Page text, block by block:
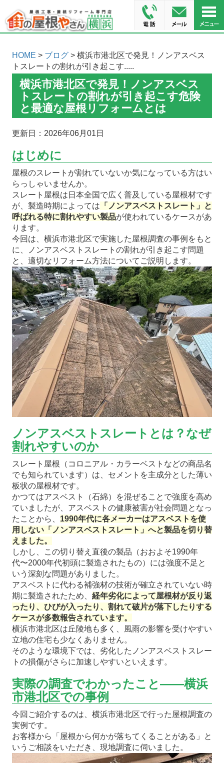
HOME > ブログ> 横浜市港北区で発見！ノンアスベス
トスレートの割れが引き起こす.....
横浜市港北区で発見！ノンアスベス
トスレートの割れが引き起こす危険
と最適な屋根リフォームとは
更新日：2026年06月01日
はじめに
屋根のスレートが割れていないか気になっている方はい
らっしゃいませんか。
スレート屋根は日本全国で広く普及している屋根材です
が、製造時期によっては 「ノンアスベストスレート」と
呼ばれる特に割れやすい製品が使われているケースがあ
ります。
今回は、横浜市港北区で実施した屋根調査の事例をもと
に、ノンアスベストスレートの割れが引き起こす問題
と、適切なリフォーム方法についてご説明します。
ノンアスベストスレートとは？なぜ
割れやすいのか
スレート屋根（コロニアル・カラーベストなどの商品名
でも知られています）は、セメントを主成分とした薄い
板状の屋根材です。
かつてはアスベスト（石綿）を混ぜることで強度を高め
ていましたが、アスベストの健康被害が社会問題となっ
たことから、 1990年代に各メーカーはアスベストを使
用しない「ノンアスベストスレート」へと製品を切り替
えました。
しかし、この切り替え直後の製品（おおよそ1990年
代〜2000年代初頭に製造されたもの）には強度不足と
いう深刻な問題がありました。
アスベストに代わる補強材の技術が確立されていない時
期に製造されたため、 経年劣化によって屋根材が反り返
ったり、ひびが入ったり、割れて破片が落下したりする
ケースが多数報告されています。
横浜市港北区は丘陵地も多く、風雨の影響を受けやすい
立地の住宅も少なくありません。
そのような環境下では、劣化したノンアスベストスレー
トの損傷がさらに加速しやすいといえます。
実際の調査でわかったこと――横浜
市港北区での事例
今回ご紹介するのは、横浜市港北区で行った屋根調査の
実例です。
お客様から「屋根から何かが落ちてくることがある」と
いうご相談をいただき、現地調査に伺いました。